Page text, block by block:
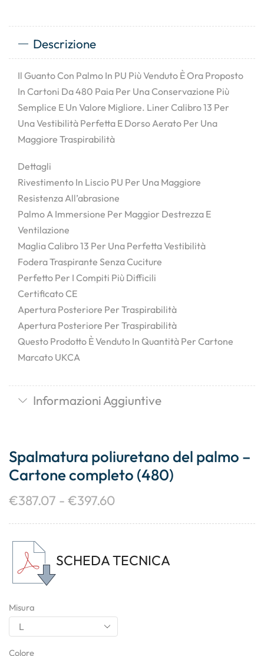
Descrizione
Il Guanto Con Palmo In PU Più Venduto È Ora Proposto
In Cartoni Da 480 Paia Per Una Conservazione Più
Semplice E Un Valore Migliore. Liner Calibro 13 Per
Una Vestibilità Perfetta E Dorso Aerato Per Una
Maggiore Traspirabilità
Dettagli
Rivestimento In Liscio PU Per Una Maggiore
Resistenza All’abrasione
Palmo A Immersione Per Maggior Destrezza E
Ventilazione
Maglia Calibro 13 Per Una Perfetta Vestibilità
Fodera Traspirante Senza Cuciture
Perfetto Per I Compiti Più Difficili
Certificato CE
Apertura Posteriore Per Traspirabilità
Apertura Posteriore Per Traspirabilità
Questo Prodotto È Venduto In Quantità Per Cartone
Marcato UKCA
Informazioni Aggiuntive
Spalmatura poliuretano del palmo –
Cartone completo (480)
€387.07 - €397.60
SCHEDA TECNICA
Misura
Colore